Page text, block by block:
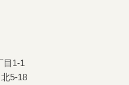
目1-1
5-18